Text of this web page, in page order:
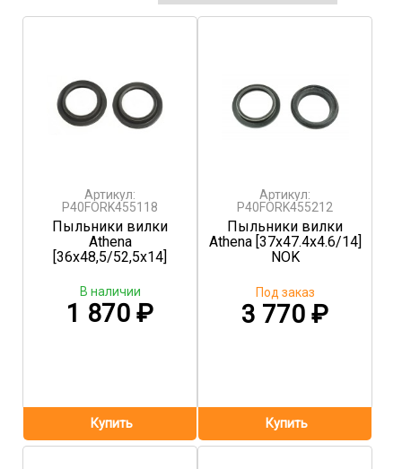
Артикул:
P40FORK455118
Пыльники вилки
Athena
[36x48,5/52,5x14]
1 870 ₽
В наличии
Артикул:
P40FORK455212
Пыльники вилки
Athena [37x47.4x4.6/14]
NOK
3 770₽
Под заказ